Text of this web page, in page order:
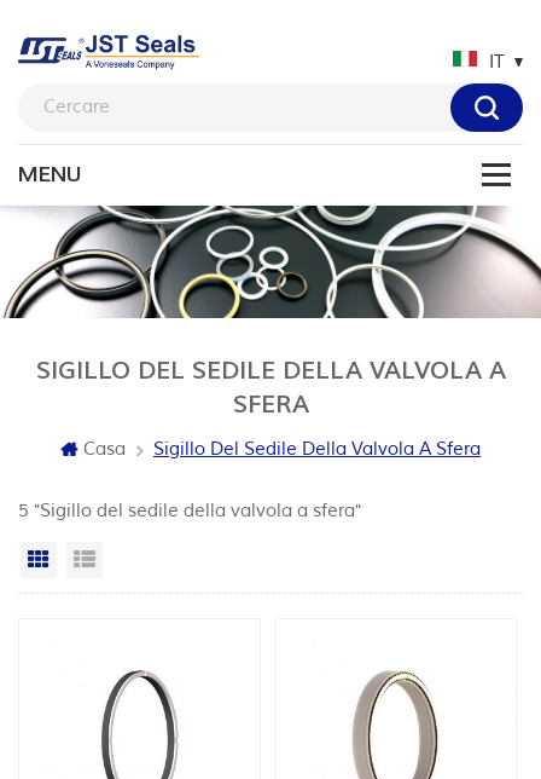
IT
SIGILLO DEL SEDILE DELLA VALVOLA A
SFERA
Casa Sigillo Del Sedile Della Valvola A Sfera
5 "Sigillo del sedile della valvola a sfera"
Vista a griglia